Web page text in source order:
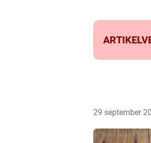
29 september